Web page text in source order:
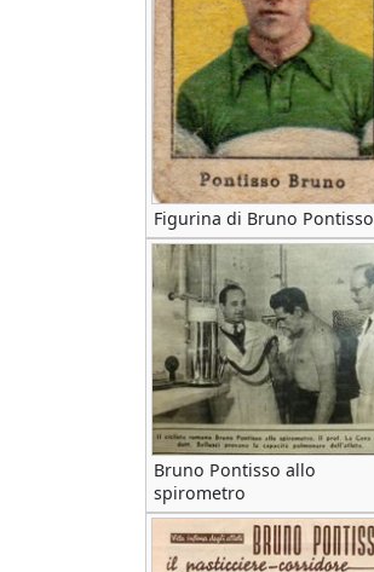
Figurina di Bruno Pontisso
Bruno Pontisso allo
spirometro